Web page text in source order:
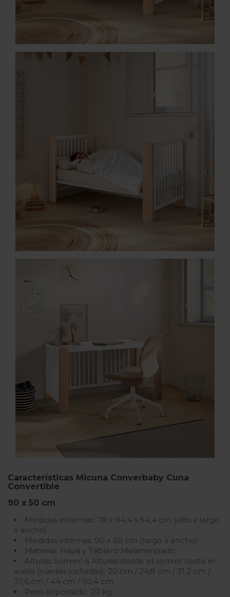
Características Micuna Converbaby Cuna
Convertible
90 x 50 cm
Medidas externas: 78 x 94,4 x 54,4 cm (alto x largo
x ancho)
Medidas internas: 90 x 50 cm (largo x ancho)
Material: Haya y Tablero Melaminizado
Alturas Somier: 6 Alturas desde el somier hasta el
suelo (ruedas incluidas): 20 cm / 24,8 cm / 31,2 cm /
37,6 cm / 44 cm / 50,4 cm
Peso soportado: 20 kg